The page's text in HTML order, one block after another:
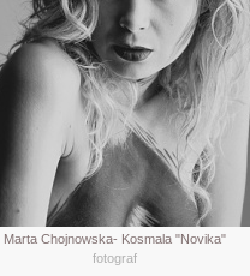
Marta Chojnowska- Kosmala "Novika"
fotograf